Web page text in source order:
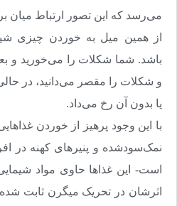
می‌رسد که این تصور ارتباط میان
از همین میل به خوردن چیزی
باشد. شما شکلات را می‌خورید و
و شکلات را مقصر می‌‌دانید، در
یا بدون آن رخ می‌داد.
با این وجود پرهیز از خوردن
نمک‌سودشده و پنیرهای کهنه در
است- این غذاها حاوی مواد
اثرشان در تحریک میگرن ثابت